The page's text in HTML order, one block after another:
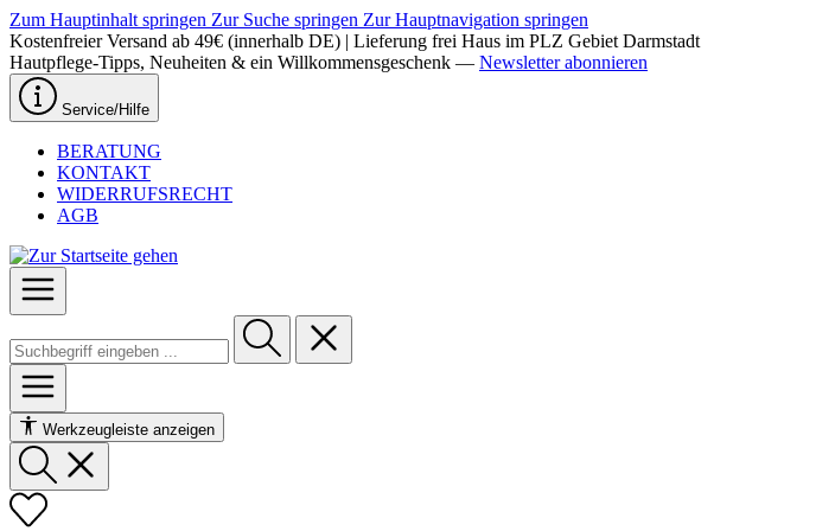
Zum Hauptinhalt springen Zur Suche springen Zur Hauptnavigation springen
Kostenfreier Versand ab 49€ (innerhalb DE) | Lieferung frei Haus im PLZ Gebiet Darmstadt
Hautpflege-Tipps, Neuheiten & ein Willkommensgeschenk — Newsletter abonnieren
Service/Hilfe
BERATUNG
KONTAKT
WIDERRUFSRECHT
AGB
Werkzeugleiste anzeigen